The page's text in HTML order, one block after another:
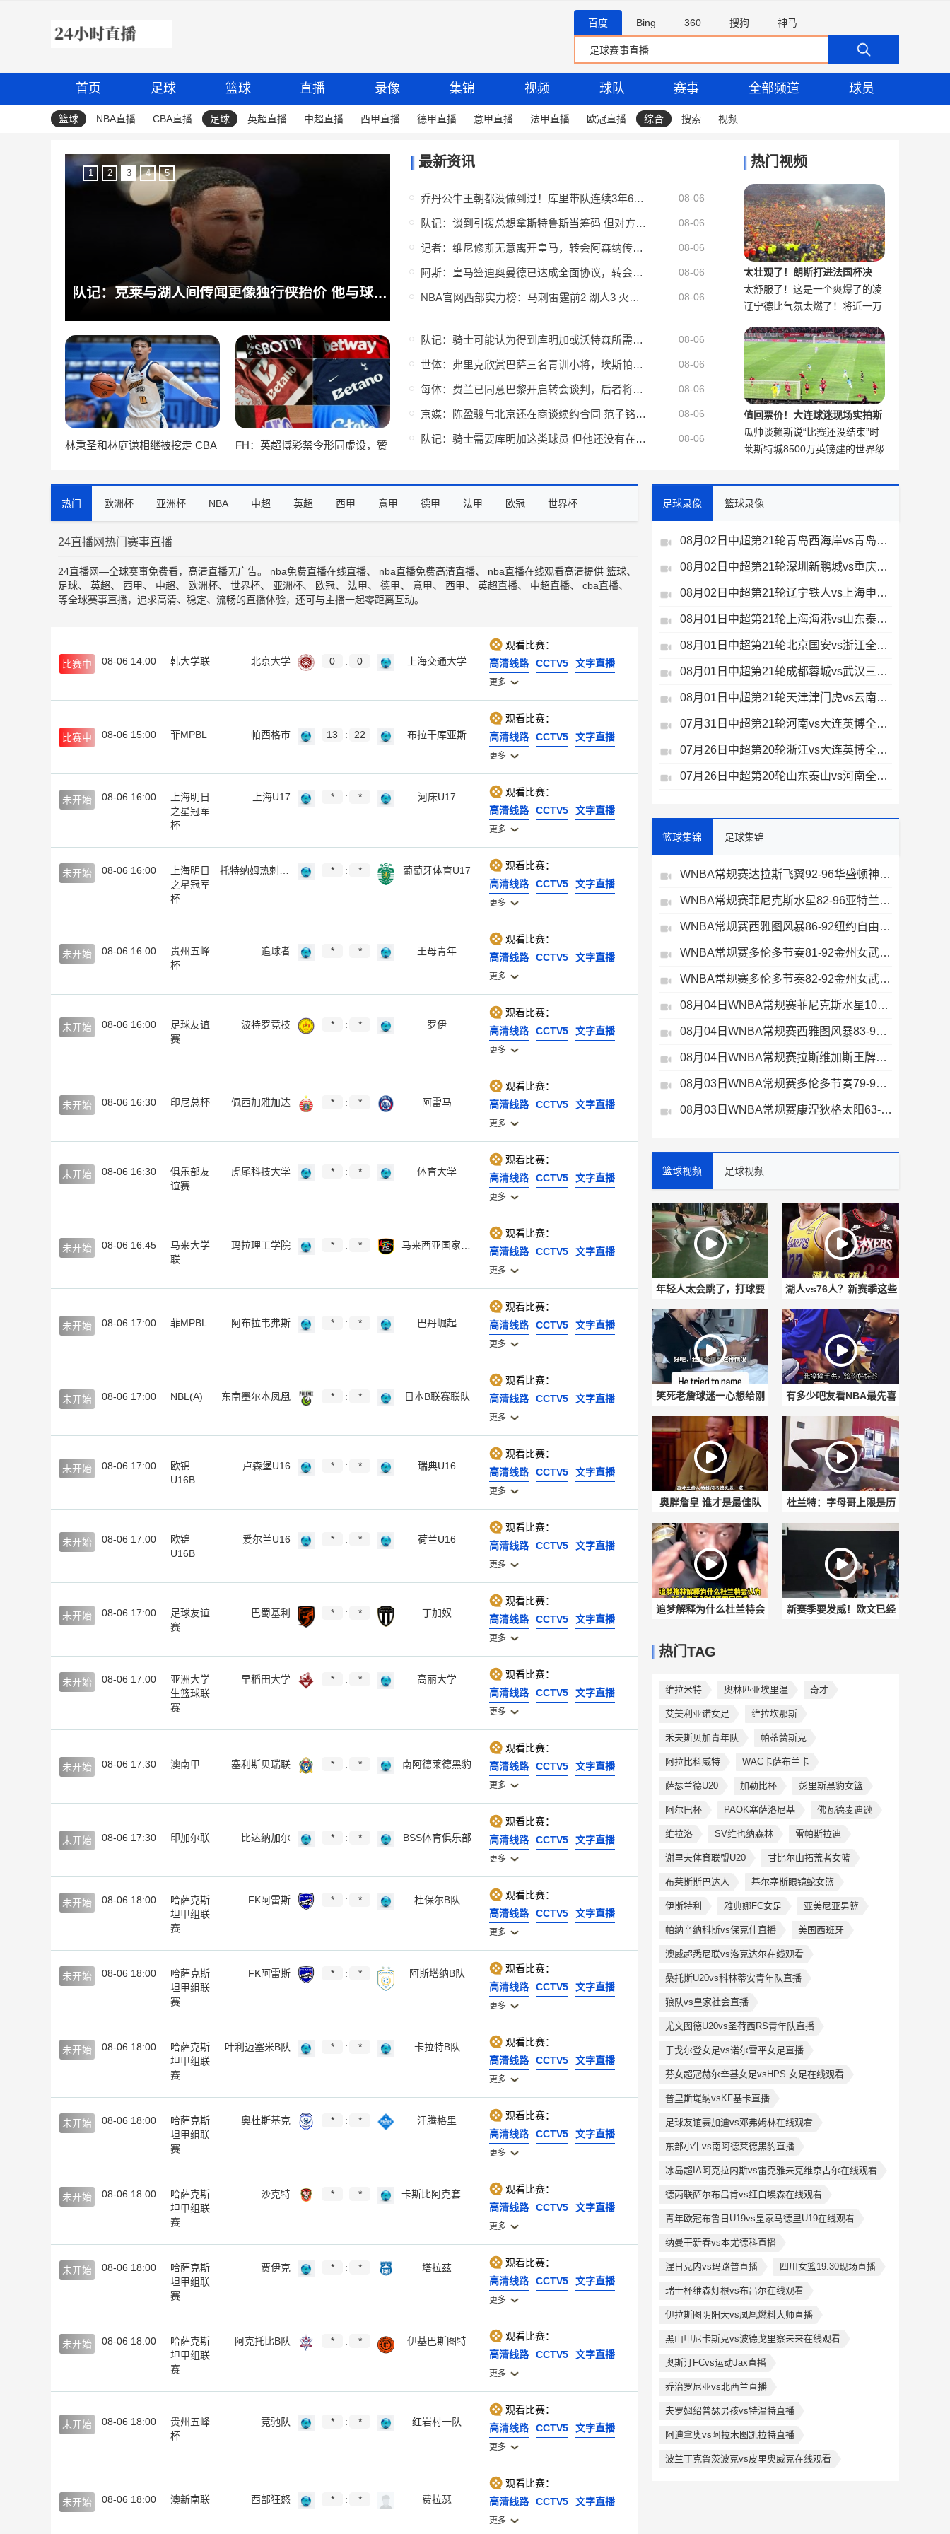
百度 Bing 360 搜狗 神马
首页 足球 篮球 直播 录像 集锦 视频 球队 赛事 全部频道 球员
篮球 NBA直播 CBA直播 足球 英超直播 中超直播 西甲直播 德甲直播 意甲直播 法甲直播 欧冠直播 综合 搜索 视频
队记：克莱与湖人间传闻更像独行侠抬价 他与球队年轻化进程不符 阿隆索谈贾祖利：16岁就和洛卡特利这样的球员交手，这经历很宝贵
1 2 3 4 5
林秉圣和林庭谦相继被挖走 CBA
FH：英超博彩禁令形同虚设，赞
最新资讯
乔丹公牛王朝都没做到过！库里带队连续3年65+胜场 NBA历史唯一 08-06
队记：谈到引援总想拿斯特鲁斯当筹码 但对方其实可能看不上他 08-06
记者：维尼修斯无意离开皇马，转会阿森纳传闻毫无依据 08-06
阿斯：皇马签迪奥曼德已达成全面协议，转会费1.15亿欧+浮动！ 08-06
NBA官网西部实力榜：马刺雷霆前2 湖人3 火箭4 爵士8 勇士10 08-06
队记：骑士可能认为得到库明加或沃特森所需付出的代价是不值得的 08-06
世体：弗里克欣赏巴萨三名青训小将，埃斯帕特最有希望留在一线队 08-06
每体：费兰已同意巴黎开启转会谈判，后者将向巴萨正式提出新报价 08-06
京媒：陈盈骏与北京还在商谈续约合同 范子铭留队的概率越来越大 08-06
队记：骑士需要库明加这类球员 但他还没有在高端局证明过自己 08-06
热门视频
太壮观了！朗斯打进法国杯决
赛，球迷疯狂冲场庆祝
太舒服了！这是一个爽爆了的凌
空抽射合集
辽宁德比气氛太燃了！将近一万
大连球迷现场助威
值回票价！大连球迷现场实拍斯
坦丘天外飞仙
瓜帅谈赖斯说“比赛还没结束”时
说：我很喜欢，这是阿森纳的精
莱斯特城8500万英镑建的世界级
热门 欧洲杯 亚洲杯 NBA 中超 英超 西甲 意甲 德甲 法甲 欧冠 世界杯
24直播网热门赛事直播
24直播网—全球赛事免费看，高清直播无广告。 nba免费直播在线直播、 nba直播免费高清直播、 nba直播在线观看高清提供 篮球、
足球、 英超、 西甲、 中超、 欧洲杯、 世界杯、 亚洲杯、 欧冠、 法甲、 德甲、 意甲、 西甲、 英超直播、 中超直播、 cba直播、
等全球赛事直播，追求高清、稳定、流畅的直播体验，还可与主播一起零距离互动。
比赛中 08-06 14:00 韩大学联 北京大学 0 : 0 上海交通大学
观看比赛：
高清线路
CCTV5 文字直播
更多
比赛中 08-06 15:00 菲MPBL 帕西格市 13 : 22 布拉干库亚斯
观看比赛：
高清线路
CCTV5 文字直播
更多
未开始 08-06 16:00
上海明日
之星冠军
杯
上海U17 * : * 河床U17
观看比赛：
高清线路
CCTV5 文字直播
更多
未开始 08-06 16:00
上海明日
之星冠军
杯
* : * 葡萄牙体育U17
观看比赛：
高清线路
CCTV5 文字直播
更多
未开始 08-06 16:00
贵州五峰
杯
追球者 * : * 王母青年
观看比赛：
高清线路
CCTV5 文字直播
更多
未开始 08-06 16:00
足球友谊
赛
波特罗竞技 * : * 罗伊
观看比赛：
高清线路
CCTV5 文字直播
更多
未开始 08-06 16:30 印尼总杯 佩西加雅加达 * : * 阿雷马
观看比赛：
高清线路
CCTV5 文字直播
更多
未开始 08-06 16:30
俱乐部友
谊赛
虎尾科技大学 * : * 体育大学
观看比赛：
高清线路
CCTV5 文字直播
更多
未开始 08-06 16:45
马来大学
联
玛拉理工学院 * : *
观看比赛：
高清线路
CCTV5 文字直播
更多
未开始 08-06 17:00 菲MPBL 阿布拉韦弗斯 * : * 巴丹崛起
观看比赛：
高清线路
CCTV5 文字直播
更多
未开始 08-06 17:00 NBL(A) 东南墨尔本凤凰 * : * 日本B联赛联队
观看比赛：
高清线路
CCTV5 文字直播
更多
未开始 08-06 17:00
欧锦
U16B
卢森堡U16 * : * 瑞典U16
观看比赛：
高清线路
CCTV5 文字直播
更多
未开始 08-06 17:00
欧锦
U16B
爱尔兰U16 * : * 荷兰U16
观看比赛：
高清线路
CCTV5 文字直播
更多
未开始 08-06 17:00
足球友谊
赛
巴蜀基利 * : * 丁加奴
观看比赛：
高清线路
CCTV5 文字直播
更多
未开始 08-06 17:00
亚洲大学
生篮球联
赛
早稻田大学 * : * 高丽大学
观看比赛：
高清线路
CCTV5 文字直播
更多
未开始 08-06 17:30 澳南甲 塞利斯贝瑞联 * : * 南阿德莱德黑豹
观看比赛：
高清线路
CCTV5 文字直播
更多
未开始 08-06 17:30 印加尔联 比达纳加尔 * : * BSS体育俱乐部
观看比赛：
高清线路
CCTV5 文字直播
更多
未开始 08-06 18:00
哈萨克斯
坦甲组联
赛
FK阿雷斯 * : * 杜保尔B队
观看比赛：
高清线路
CCTV5 文字直播
更多
未开始 08-06 18:00
哈萨克斯
坦甲组联
赛
FK阿雷斯 * : * 阿斯塔纳B队
观看比赛：
高清线路
CCTV5 文字直播
更多
未开始 08-06 18:00
哈萨克斯
坦甲组联
赛
叶利迈塞米B队 * : * 卡拉特B队
观看比赛：
高清线路
CCTV5 文字直播
更多
未开始 08-06 18:00
哈萨克斯
坦甲组联
赛
奥杜斯基克 * : * 汗腾格里
观看比赛：
高清线路
CCTV5 文字直播
更多
未开始 08-06 18:00
哈萨克斯
坦甲组联
赛
沙克特 * : *
观看比赛：
高清线路
CCTV5 文字直播
更多
未开始 08-06 18:00
哈萨克斯
坦甲组联
赛
贾伊克 * : * 塔拉茲
观看比赛：
高清线路
CCTV5 文字直播
更多
未开始 08-06 18:00
哈萨克斯
坦甲组联
赛
阿克托比B队 * : * 伊基巴斯图特
观看比赛：
高清线路
CCTV5 文字直播
更多
未开始 08-06 18:00
贵州五峰
杯
竞驰队 * : * 红岩村一队
观看比赛：
高清线路
CCTV5 文字直播
更多
未开始 08-06 18:00 澳新南联 西部狂怒 * : * 费拉瑟
观看比赛：
高清线路
CCTV5 文字直播
更多
足球录像 篮球录像
08月02日中超第21轮青岛西海岸vs青岛海牛全场录像
08月02日中超第21轮深圳新鹏城vs重庆铜梁龙全场录像
08月02日中超第21轮辽宁铁人vs上海申花全场录像
08月01日中超第21轮上海海港vs山东泰山全场录像
08月01日中超第21轮北京国安vs浙江全场录像
08月01日中超第21轮成都蓉城vs武汉三镇全场录像
08月01日中超第21轮天津津门虎vs云南玉昆全场录像
07月31日中超第21轮河南vs大连英博全场录像
07月26日中超第20轮浙江vs大连英博全场录像
07月26日中超第20轮山东泰山vs河南全场录像
篮球集锦 足球集锦
WNBA常规赛达拉斯飞翼92-96华盛顿神秘人全场集锦
WNBA常规赛菲尼克斯水星82-96亚特兰大梦想全场集锦
WNBA常规赛西雅图风暴86-92纽约自由人全场集锦
WNBA常规赛多伦多节奏81-92金州女武神全场集锦
WNBA常规赛多伦多节奏82-92金州女武神全场集锦
08月04日WNBA常规赛菲尼克斯水星106-101芝加哥天空全场集锦
08月04日WNBA常规赛西雅图风暴83-95纽约自由人全场集锦
08月04日WNBA常规赛拉斯维加斯王牌109-87亚特兰大梦想全场集锦
08月03日WNBA常规赛多伦多节奏79-96金州女武神全场集锦
08月03日WNBA常规赛康涅狄格太阳63-83达拉斯飞翼全场集锦
篮球视频 足球视频
年轻人太会跳了，打球要
保护好自己！
湖人vs76人？新赛季这些
焦点对决 吧最期待什么剧
情？
笑死老詹球迷一心想给刚
出生的儿子起名勒布朗
（詹姆斯）
有多少吧友看NBA最先喜
欢艾弗森， 后来是勒布
朗？
奥胖詹皇 谁才是最佳队
友? 韦德：詹姆斯来时候
我已经出人头
杜兰特：字母哥上限是历
史最强球员 我确实喜欢看
他打球
追梦解释为什么杜兰特会
型的得分相加
新赛季要发威！欧文已经
热门TAG
维拉米特 奥林匹亚埃里温 奇才
艾美利亚诺女足 维拉坎那斯
禾夫斯贝加青年队 帕蒂赞斯克
阿拉比科威特 WAC卡萨布兰卡
萨瑟兰德U20 加勒比杯 彭里斯黑豹女篮
阿尔巴杯 PAOK塞萨洛尼基 佛瓦德麦迪逊
维拉洛 SV维也纳森林 雷帕斯拉迪
谢里夫体育联盟U20 甘比尔山拓荒者女篮
布莱斯斯巴达人 基尔塞斯眼镜蛇女篮
伊斯特利 雅典娜FC女足 亚美尼亚男篮
帕纳辛纳科斯vs保克什直播 美国西班牙
澳威超悉尼联vs洛克达尔在线观看
桑托斯U20vs科林蒂安青年队直播
狼队vs皇家社会直播
尤文图德U20vs圣荷西RS青年队直播
于戈尔登女足vs诺尔雪平女足直播
芬女超冠赫尔辛基女足vsHPS 女足在线观看
普里斯堤纳vsKF基卡直播
足球友谊赛加迪vs邓弗姆林在线观看
东部小牛vs南阿德莱德黑豹直播
冰岛超IA阿克拉内斯vs雷克雅未克维京古尔在线观看
德丙联萨尔布吕肯vs红白埃森在线观看
青年欧冠布鲁日U19vs皇家马德里U19在线观看
纳曼干新春vs本尤德科直播
涅日克内vs玛路普直播 四川女篮19:30现场直播
瑞士杯维森灯根vs布吕尔在线观看
伊拉斯图阴阳天vs凤凰燃料大师直播
黑山甲尼卡斯克vs波德戈里察未来在线观看
奥斯汀FCvs运动Jax直播
乔治罗尼亚vs北西兰直播
夫罗姆绍普瑟男孩vs特温特直播
阿迪拿奥vs阿拉木图凯拉特直播
波兰丁克鲁茨波克vs皮里奥威克在线观看